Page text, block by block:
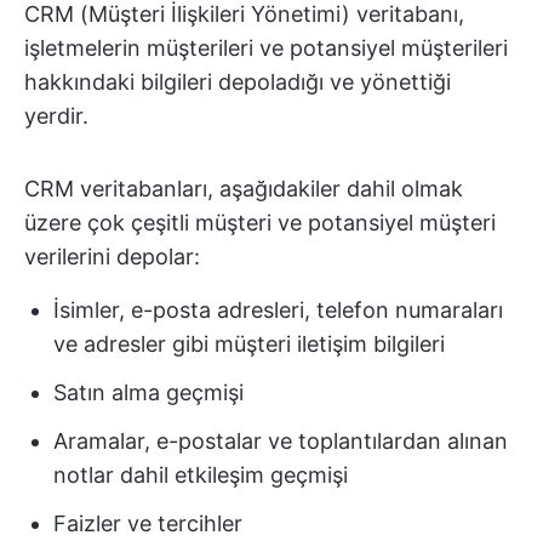
CRM (Müşteri İlişkileri Yönetimi) veritabanı,
işletmelerin müşterileri ve potansiyel müşterileri
hakkındaki bilgileri depoladığı ve yönettiği
yerdir.
CRM veritabanları, aşağıdakiler dahil olmak
üzere çok çeşitli müşteri ve potansiyel müşteri
verilerini depolar:
İsimler, e-posta adresleri, telefon numaraları
ve adresler gibi müşteri iletişim bilgileri
Satın alma geçmişi
Aramalar, e-postalar ve toplantılardan alınan
notlar dahil etkileşim geçmişi
Faizler ve tercihler